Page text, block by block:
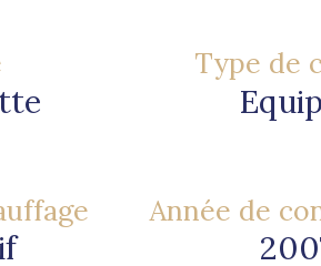
Type de
Année de